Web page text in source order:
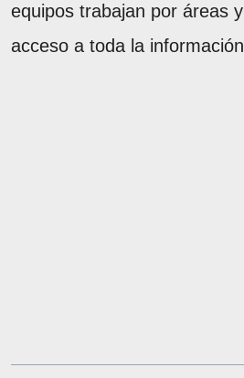
equipos trabajan por áreas
acceso a toda la